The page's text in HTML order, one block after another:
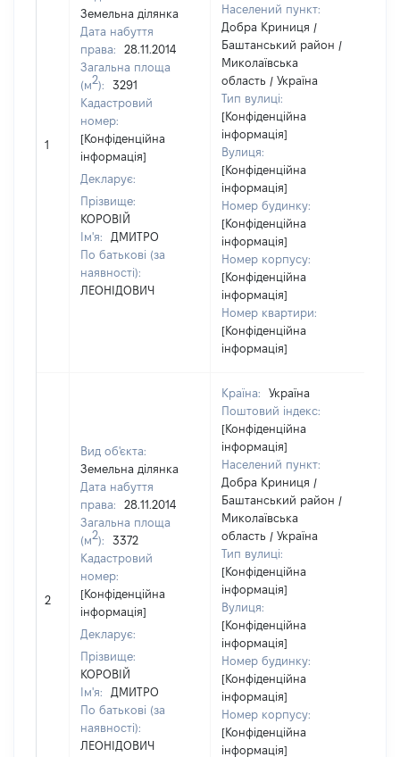
1
Земельна ділянка
Дата набуття
права:
28.11.2014
Загальна площа
(м2):
3291
Кадастровий
номер:
[Конфіденційна
інформація]
Декларує:
Прізвище:
КОРОВІЙ
Ім'я:
ДМИТРО
По батькові (за
наявності):
ЛЕОНІДОВИЧ
Населений пункт:
Добра Криниця /
Баштанський район /
Миколаївська
область / Україна
Тип вулиці:
[Конфіденційна
інформація]
Вулиця:
[Конфіденційна
інформація]
Номер будинку:
[Конфіденційна
інформація]
Номер корпусу:
[Конфіденційна
інформація]
Номер квартири:
[Конфіденційна
інформація]
2
Вид об'єкта:
Земельна ділянка
Дата набуття
права:
28.11.2014
Загальна площа
(м2):
3372
Кадастровий
номер:
[Конфіденційна
інформація]
Декларує:
Прізвище:
КОРОВІЙ
Ім'я:
ДМИТРО
По батькові (за
наявності):
ЛЕОНІДОВИЧ
Країна:
Україна
Поштовий індекс:
[Конфіденційна
інформація]
Населений пункт:
Добра Криниця /
Баштанський район /
Миколаївська
область / Україна
Тип вулиці:
[Конфіденційна
інформація]
Вулиця:
[Конфіденційна
інформація]
Номер будинку:
[Конфіденційна
інформація]
Номер корпусу:
[Конфіденційна
інформація]